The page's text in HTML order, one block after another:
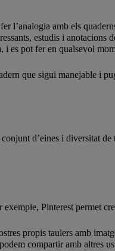
l’analogia amb els
estudis i
es pot fer en qualsevol
que sigui manejable i
d’eines i diversitat
Pinterest permet
propis taulers amb
compartir amb altres